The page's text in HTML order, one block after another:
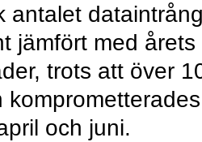
antalet
jämfört med årets
trots att över
komprometterades
och juni.